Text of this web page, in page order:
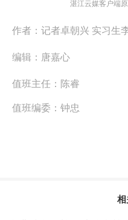
湛江云媒客户端
作者： 记者卓朝兴 实习生
编辑： 唐嘉心
值班主任： 陈睿
值班编委： 钟忠
相